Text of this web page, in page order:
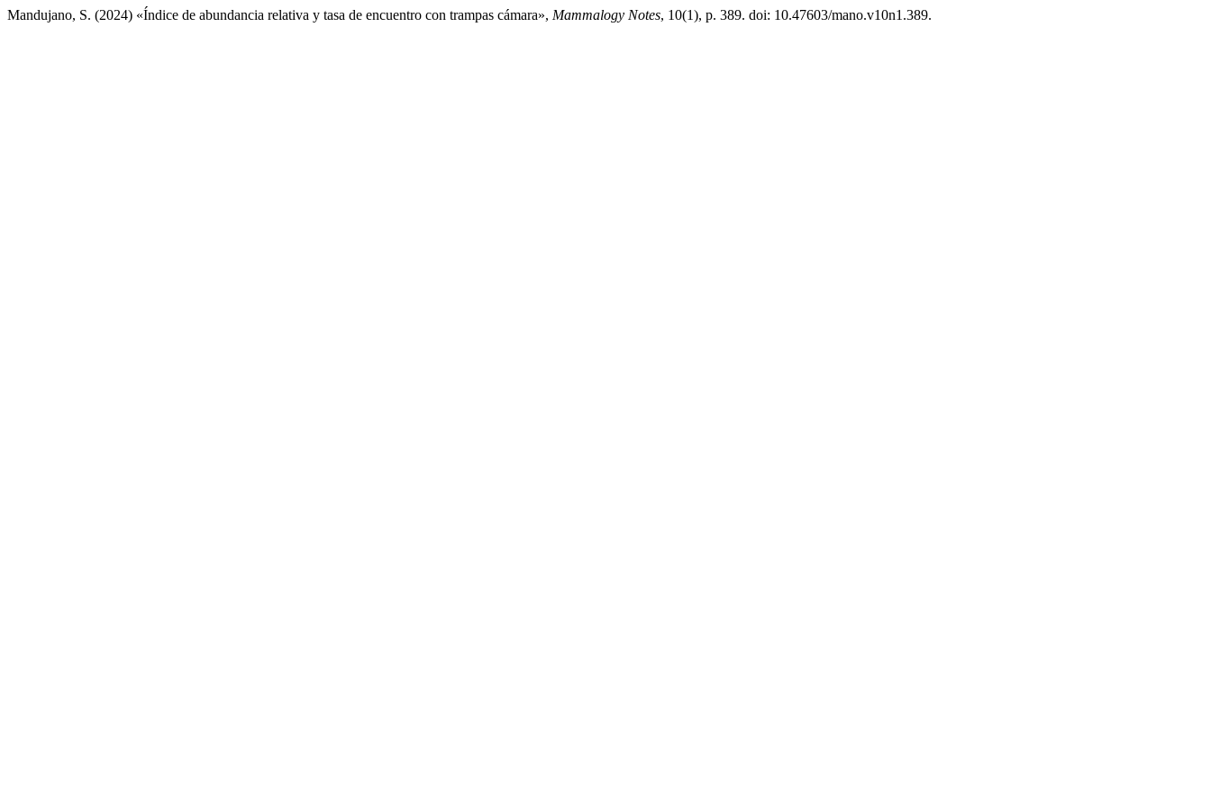
Mandujano, S. (2024) «Índice de abundancia relativa y tasa de encuentro con trampas cámara», Mammalogy Notes, 10(1), p. 389. doi: 10.47603/mano.v10n1.389.